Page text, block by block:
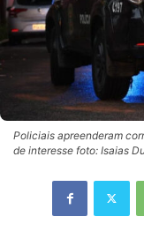
Policiais apreenderam
de interesse foto: Isaias